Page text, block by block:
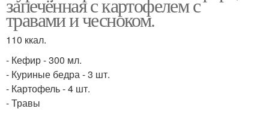
травами и чесноком.
110 ккал.
- Кефир - 300 мл.
- Куриные бедра - 3 шт.
- Картофель - 4 шт.
- Травы